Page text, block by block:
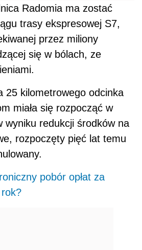
Radomia ma zostać
trasy ekspresowej S7,
przez miliony
się w bólach, ze
25 kilometrowego odcinka
miała się rozpocząć w
wyniku redukcji środków na
rozpoczęty pięć lat temu
pobór opłat za